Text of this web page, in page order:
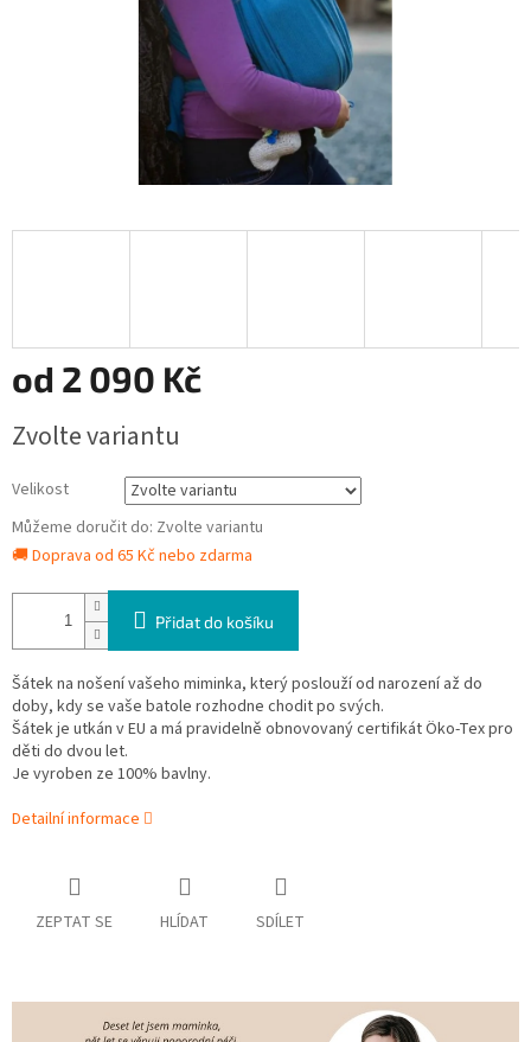
od 2 090 Kč
cena:
Zvolte variantu
Velikost
Můžeme doručit do: Zvolte variantu
🚚 Doprava od 65 Kč nebo zdarma
Přidat do košíku
Šátek na nošení vašeho miminka, který poslouží od narození až do
doby, kdy se vaše batole rozhodne chodit po svých.
Šátek je utkán v EU a má pravidelně obnovovaný certifikát Öko-Tex pro
děti do dvou let.
Je vyroben ze 100% bavlny.
Detailní informace
ZEPTAT SE HLÍDAT SDÍLET